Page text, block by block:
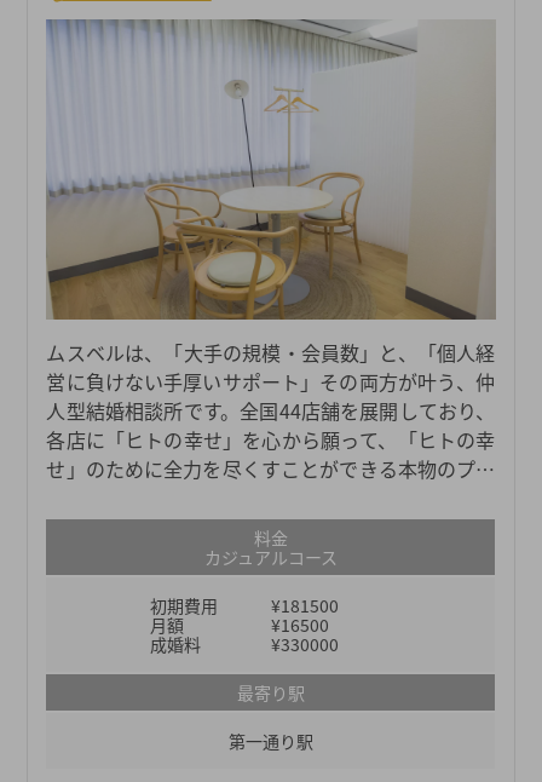
ムスベルは、「大手の規模・会員数」と、「個人経
営に負けない手厚いサポート」その両方が叶う、仲
人型結婚相談所です。全国44店舗を展開しており、
各店に「ヒトの幸せ」を心から願って、「ヒトの幸
せ」のために全力を尽くすことができる本物のプロ
りの幸せを真剣に考え、真摯に向き合い、親身に寄
り添い、全力でサポートしているからこそ、これま
でにマニュアルにはない柔軟なサポートも数多く見
てきました。それがなければ成婚につながらなかっ
たという事例も数多くございます。ムスベルの仲人
が、あなたの婚活をご成婚までしっかり伴走させて
料金
カジュアルコース
初期費用
¥181500
月額
¥16500
成婚料
¥330000
最寄り駅
第一通り駅